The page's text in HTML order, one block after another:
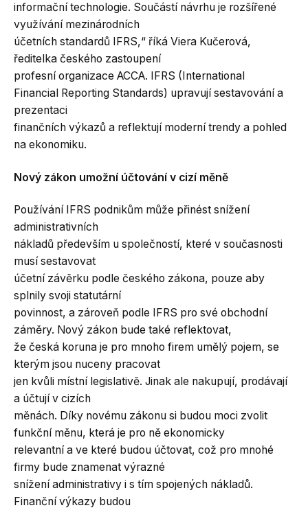
informační technologie. Součástí návrhu je rozšířené
využívání mezinárodních
účetních standardů IFRS,“ říká Viera Kučerová,
ředitelka českého zastoupení
profesní organizace ACCA. IFRS (International
Financial Reporting Standards) upravují sestavování a
prezentaci
finančních výkazů a reflektují moderní trendy a pohled
na ekonomiku.
Nový zákon umožní účtování v cizí měně
Používání IFRS podnikům může přinést snížení
administrativních
nákladů především u společností, které v současnosti
musí sestavovat
účetní závěrku podle českého zákona, pouze aby
splnily svoji statutární
povinnost, a zároveň podle IFRS pro své obchodní
záměry. Nový zákon bude také reflektovat,
že česká koruna je pro mnoho firem umělý pojem, se
kterým jsou nuceny pracovat
jen kvůli místní legislativě. Jinak ale nakupují, prodávají
a účtují v cizích
měnách. Díky novému zákonu si budou moci zvolit
funkční měnu, která je pro ně ekonomicky
relevantní a ve které budou účtovat, což pro mnohé
firmy bude znamenat výrazné
snížení administrativy i s tím spojených nákladů.
Finanční výkazy budou